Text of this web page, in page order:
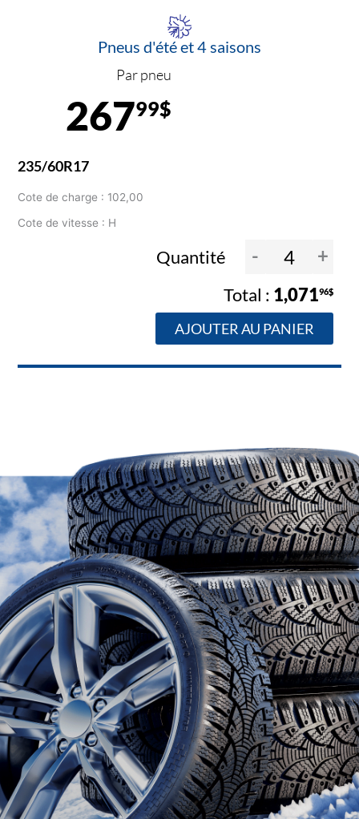
Pneus d'été et 4 saisons
Par pneu
26799$
235/60R17
Cote de charge : 102,00
Cote de vitesse : H
Quantité - +
1,07196$
AJOUTER AU PANIER